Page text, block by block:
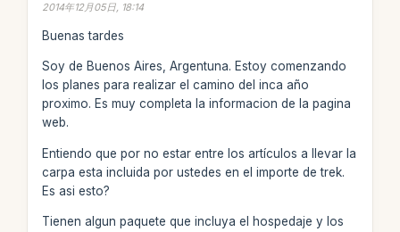
2014年12月05日, 18:14
Buenas tardes
Soy de Buenos Aires, Argentuna. Estoy comenzando
los planes para realizar el camino del inca año
proximo. Es muy completa la informacion de la pagina
web.
Entiendo que por no estar entre los artículos a llevar la
carpa esta incluida por ustedes en el importe de trek.
Es asi esto?
Tienen algun paquete que incluya el hospedaje y los